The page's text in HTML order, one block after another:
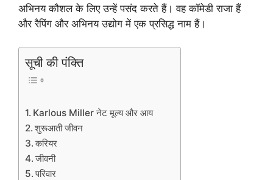
अभिनय कौशल के लिए उन्हें पसंद करते हैं। वह कॉमेडी राजा हैं
और रैपिंग और अभिनय उद्योग में एक प्रसिद्ध नाम हैं।
सूची की पंक्ति
Karlous Miller नेट मूल्य और आय
शुरूआती जीवन
करियर
जीवनी
परिवार